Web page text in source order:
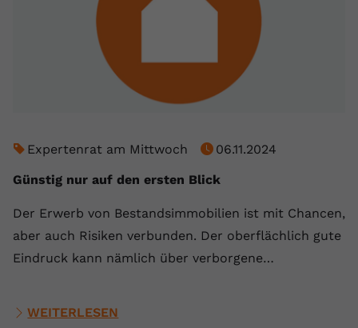
Expertenrat am Mittwoch
06.11.2024
Günstig nur auf den ersten Blick
Der Erwerb von Bestandsimmobilien ist mit Chancen,
aber auch Risiken verbunden. Der oberflächlich gute
Eindruck kann nämlich über verborgene…
WEITERLESEN